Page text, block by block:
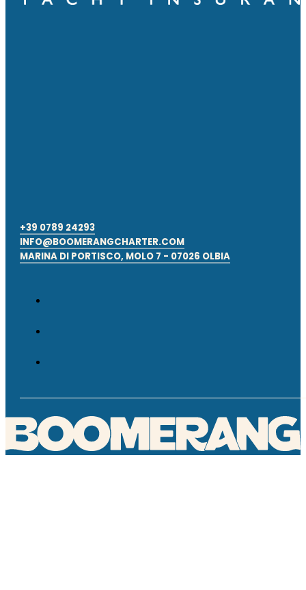
+39 0789 24293
INFO@BOOMERANGCHARTER.COM
MARINA DI PORTISCO, MOLO 7 - 07026 OLBIA